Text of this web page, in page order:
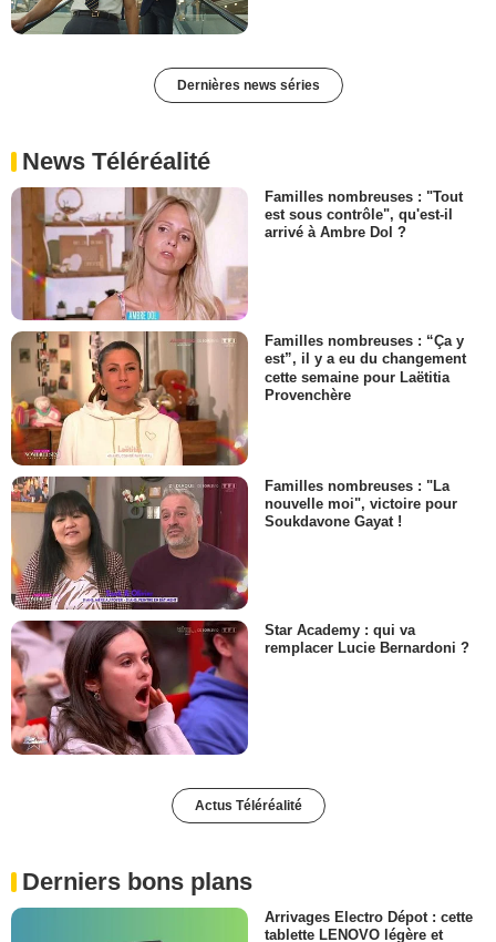
Dernières news séries
News Téléréalité
Familles nombreuses : "Tout
est sous contrôle", qu'est-il
arrivé à Ambre Dol ?
Familles nombreuses : “Ça y
est”, il y a eu du changement
cette semaine pour Laëtitia
Provenchère
Familles nombreuses : "La
nouvelle moi", victoire pour
Soukdavone Gayat !
Star Academy : qui va
remplacer Lucie Bernardoni ?
Actus Téléréalité
Derniers bons plans
Arrivages Electro Dépot : cette
tablette LENOVO légère et